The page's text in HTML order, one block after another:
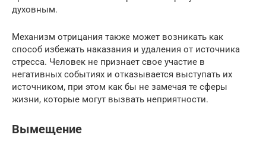
духовным.
Механизм отрицания также может возникать как
способ избежать наказания и удаления от источника
стресса. Человек не признает свое участие в
негативных событиях и отказывается выступать их
источником, при этом как бы не замечая те сферы
жизни, которые могут вызвать неприятности.
Вымещение